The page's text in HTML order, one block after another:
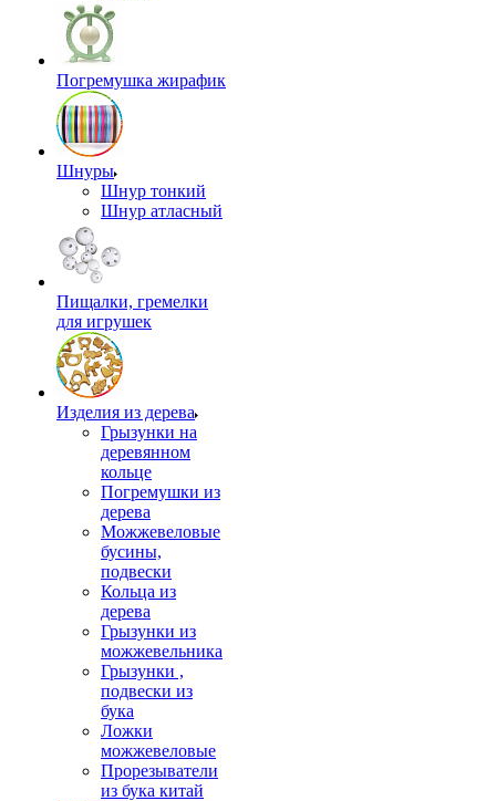
Погремушка жирафик
Шнуры
Шнур тонкий
Шнур атласный
Пищалки, гремелки
для игрушек
Изделия из дерева
Грызунки на
деревянном
кольце
Погремушки из
дерева
Можжевеловые
бусины,
подвески
Кольца из
дерева
Грызунки из
можжевельника
Грызунки ,
подвески из
бука
Ложки
можжевеловые
Прорезыватели
из бука китай